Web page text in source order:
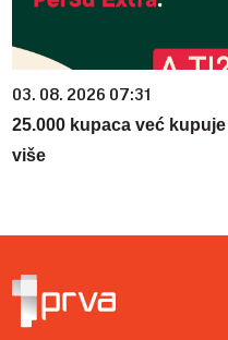
03. 08. 2026 07:31
25.000 kupaca već
više